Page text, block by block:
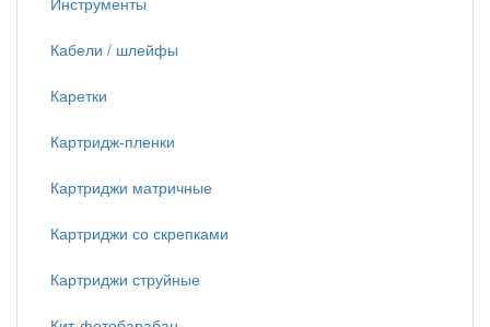
Кабели / шлейфы
Каретки
Картридж-пленки
Картриджи матричные
Картриджи со скрепками
Картриджи струйные